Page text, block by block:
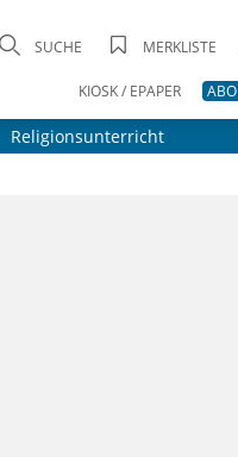
SUCHE MERKLISTE
KIOSK / EPAPER ABO
Religionsunterricht